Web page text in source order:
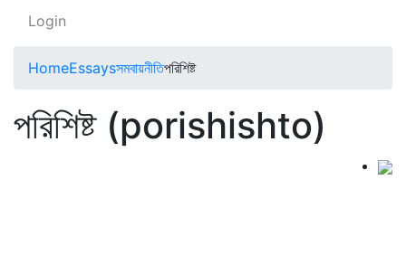
Login
HomeEssaysসমবায়নীতিপরিশিষ্ট
পরিশিষ্ট (porishishto)